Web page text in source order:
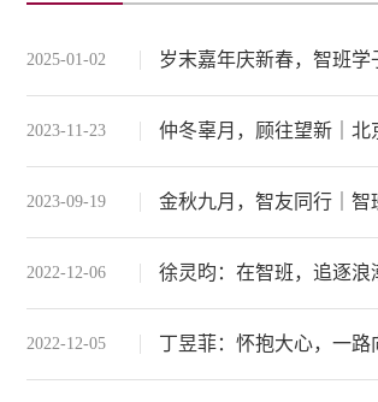
2025-01-02 岁末嘉年庆新春，智班学
2023-11-23
2023-09-19
2022-12-06 徐灵昀：在智班，追逐浪
2022-12-05 丁昱菲：怀抱大心，一路